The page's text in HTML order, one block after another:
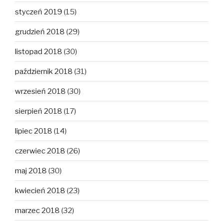
styczeń 2019 (15)
grudzień 2018 (29)
listopad 2018 (30)
październik 2018 (31)
wrzesień 2018 (30)
sierpień 2018 (17)
lipiec 2018 (14)
czerwiec 2018 (26)
maj 2018 (30)
kwiecień 2018 (23)
marzec 2018 (32)